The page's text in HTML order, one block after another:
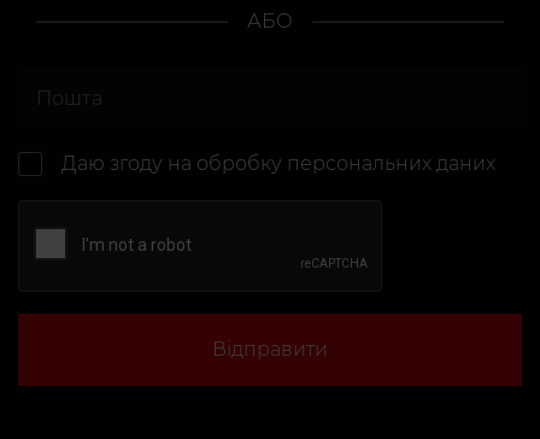
АБО
Даю згоду на обробку персональних даних
Відправити